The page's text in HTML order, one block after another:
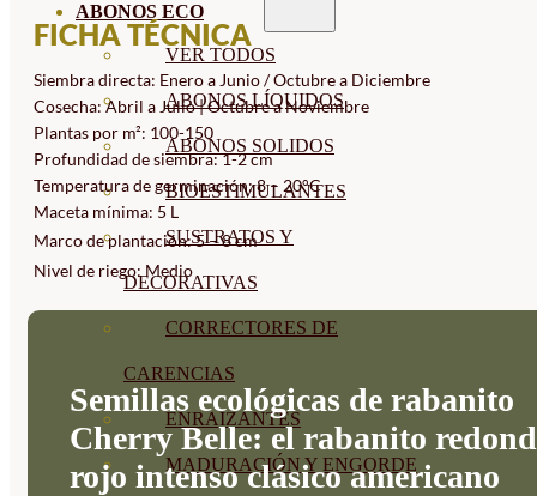
ABONOS ECO
VER TODOS
ABONOS LÍQUIDOS
ABONOS SOLIDOS
BIOESTIMULANTES
SUSTRATOS Y
DECORATIVAS
CORRECTORES DE
CARENCIAS
ENRAIZANTES
MADURACIÓN Y ENGORDE
FICHA TÉCNICA
Siembra directa: Enero a Junio / Octubre a Diciembre
Cosecha: Abril a Julio | Octubre a Noviembre
Plantas por m²: 100-150
Profundidad de siembra: 1-2 cm
Temperatura de germinación: 8 – 20°C
Maceta mínima: 5 L
Marco de plantación: 5 – 8 cm
Nivel de riego: Medio
Semillas ecológicas de rabanito
Cherry Belle: el rabanito
rojo intenso clásico americano